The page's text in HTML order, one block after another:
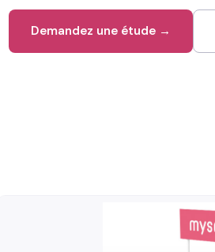
Demandez une étude →